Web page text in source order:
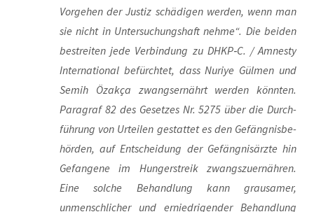
Vor­ge­hen der Jus­tiz schä­di­gen wer­den, wenn man
sie nicht in Unter­su­chungs­haft neh­me“. Die bei­den
bestrei­ten jede Ver­bin­dung zu DHKP‑C. / Amnes­ty
Inter­na­tio­nal befürch­tet, dass Nuri­ye Gül­men und
Semih Özak­ça zwangs­er­nährt wer­den könn­ten.
Para­graf 82 des Geset­zes Nr. 5275 über die Durch­
füh­rung von Urtei­len gestat­tet es den Gefäng­nis­be­
hör­den, auf Ent­schei­dung der Gefäng­nis­ärz­te hin
Gefan­ge­ne im Hun­ger­streik zwangs­zuer­näh­ren.
Eine sol­che Behand­lung kann grau­sa­mer,
unmensch­li­cher und ernied­ri­gen­der Behand­lung